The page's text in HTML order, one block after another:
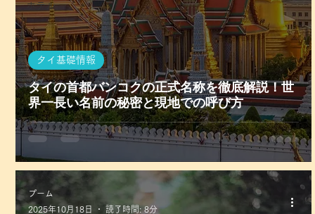
ホテル
タイの首都バンコクの正式名称を徹底解説！世
界一長い名前の秘密と現地での呼び方
タイ基礎情報
プーム
2025年10月18日
読了時間: 8分